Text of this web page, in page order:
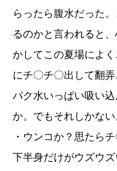
らったら腹水だった
るのかと言われると
かしてこの夏場によ
にチ〇チ〇出して翻
パク水いっぱい吸い
か。でもそれしかない
・ウンコか？思たら
下半身だけがウズウ